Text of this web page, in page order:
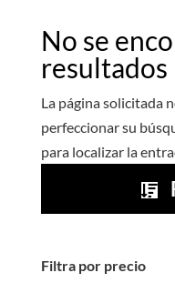

Filtra por precio
No se
resultados
La página solicitada
perfeccionar su
para localizar la